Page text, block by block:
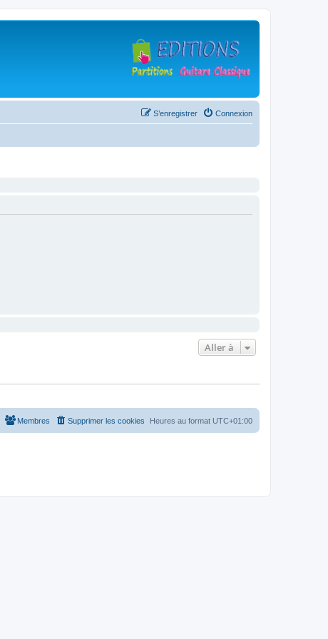
Connexion
S’enregistrer
Aller à
Heures au format UTC+01:00
Supprimer les cookies
Membres